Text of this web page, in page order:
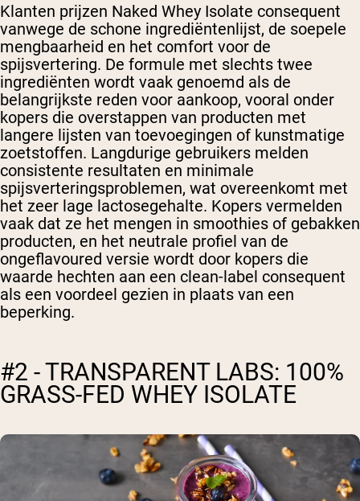
Klanten prijzen Naked Whey Isolate consequent
vanwege de schone ingrediëntenlijst, de soepele
mengbaarheid en het comfort voor de
spijsvertering. De formule met slechts twee
ingrediënten wordt vaak genoemd als de
belangrijkste reden voor aankoop, vooral onder
kopers die overstappen van producten met
langere lijsten van toevoegingen of kunstmatige
zoetstoffen. Langdurige gebruikers melden
consistente resultaten en minimale
spijsverteringsproblemen, wat overeenkomt met
het zeer lage lactosegehalte. Kopers vermelden
vaak dat ze het mengen in smoothies of gebakken
producten, en het neutrale profiel van de
ongeflavoured versie wordt door kopers die
waarde hechten aan een clean-label consequent
als een voordeel gezien in plaats van een
beperking.
#2 - TRANSPARENT LABS: 100%
GRASS-FED WHEY ISOLATE